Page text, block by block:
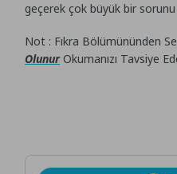
geçerek çok büyük bir
Not : Fıkra Bölümününden
OlunurOkumanızı Tavsiye